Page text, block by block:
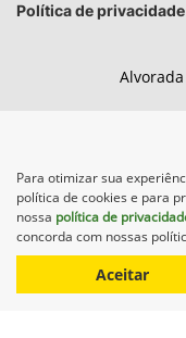
Política de privacidade
No trânsito,
salva vidas.
Para otimizar sua
política de cookies e para
nossa política de
concorda com nossas
Aceitar